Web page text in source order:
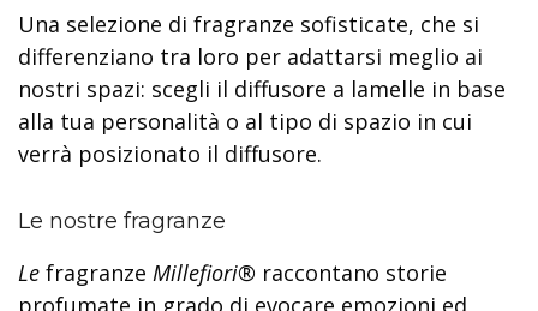
Una selezione di fragranze sofisticate, che si
differenziano tra loro per adattarsi meglio ai
nostri spazi: scegli il diffusore a lamelle in base
alla tua personalità o al tipo di spazio in cui
verrà posizionato il diffusore.
Le nostre fragranze
Le fragranze Millefiori® raccontano storie
profumate in grado di evocare emozioni ed